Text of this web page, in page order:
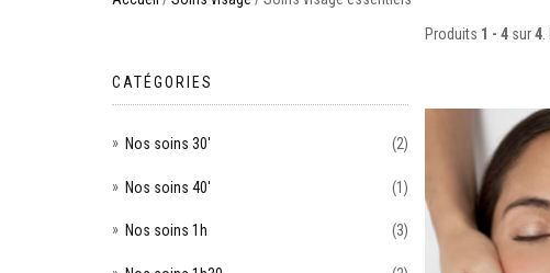
Produits 1 - 4 sur4
CATÉGORIES
Nos soins 30' (2)
Nos soins 40' (1)
Nos soins 1h (3)